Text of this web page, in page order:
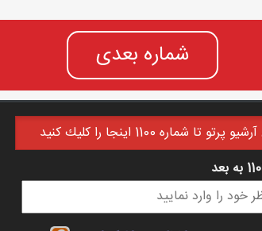
شماره بعدی
شماره 1100 اينجا را كليك كنيد